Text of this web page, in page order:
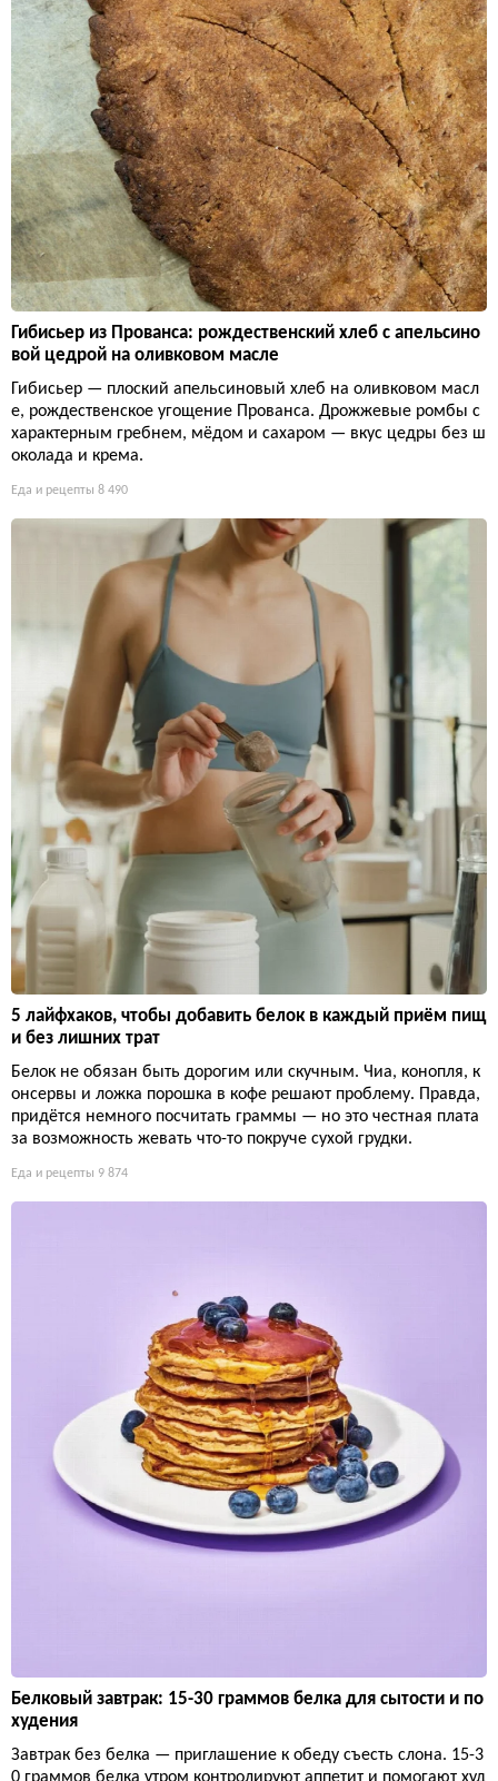
Гибисьер из Прованса: рождественский хлеб с апельсино
вой цедрой на оливковом масле
Гибисьер — плоский апельсиновый хлеб на оливковом масл
е, рождественское угощение Прованса. Дрожжевые ромбы с
характерным гребнем, мёдом и сахаром — вкус цедры без ш
околада и крема.
Еда и рецепты 8 490
5 лайфхаков, чтобы добавить белок в каждый приём пищ
и без лишних трат
Белок не обязан быть дорогим или скучным. Чиа, конопля, к
онсервы и ложка порошка в кофе решают проблему. Правда,
придётся немного посчитать граммы — но это честная плата
за возможность жевать что-то покруче сухой грудки.
Еда и рецепты 9 874
Белковый завтрак: 15-30 граммов белка для сытости и по
худения
Завтрак без белка — приглашение к обеду съесть слона. 15-3
0 граммов белка утром контролируют аппетит и помогают худ